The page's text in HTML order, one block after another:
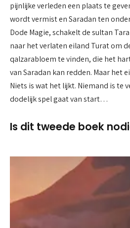
pijnlijke verleden een plaats te
wordt vermist en Saradan ten
Dode Magie, schakelt de sultan
naar het verlaten eiland Turat om
qalzarabloem te vinden, die het
van Saradan kan redden. Maar het
Niets is wat het lijkt. Niemand is te
dodelijk spel gaat van start…
Is dit tweede boek